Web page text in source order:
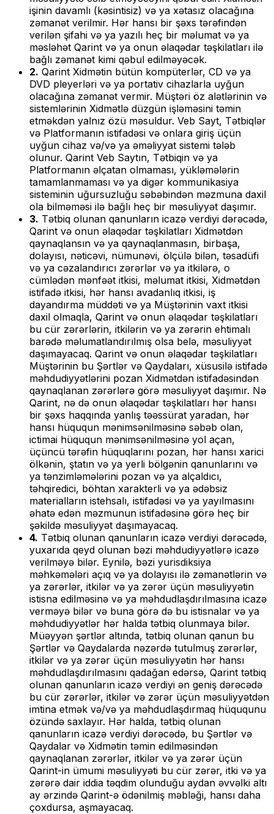
işinin davamlı (kəsintisiz) və ya xətasız olacağına
zəmanət verilmir. Hər hansı bir şəxs tərəfindən
verilən şifahi və ya yazılı heç bir məlumat və ya
məsləhət Qarint və ya onun əlaqədar təşkilatları ilə
bağlı zəmanət kimi qəbul edilməyəcək.
2. Qarint Xidmətin bütün kompüterlər, CD və ya
DVD pleyerləri və ya portativ cihazlarla uyğun
olacağına zəmanət vermir. Müştəri öz alətlərinin və
sistemlərinin Xidmətlə düzgün işləməsini təmin
etməkdən yalnız özü məsuldur. Veb Sayt, Tətbiqlər
və Platformanın istifadəsi və onlara giriş üçün
uyğun cihaz və/və ya əməliyyat sistemi tələb
olunur. Qarint Veb Saytın, Tətbiqin və ya
Platformanın əlçatan olmaması, yükləmələrin
tamamlanmaması və ya digər kommunikasiya
sisteminin uğursuzluğu səbəbindən məzmuna daxil
ola bilməməsi ilə bağlı heç bir məsuliyyət daşımır.
3. Tətbiq olunan qanunların icazə verdiyi dərəcədə,
Qarint və onun əlaqədar təşkilatları Xidmətdən
qaynaqlansın və ya qaynaqlanmasın, birbaşa,
dolayısı, nəticəvi, nümunəvi, ölçülə bilən, təsadüfi
və ya cəzalandırıcı zərərlər və ya itkilərə, o
cümlədən mənfəət itkisi, məlumat itkisi, Xidmətdən
istifadə itkisi, hər hansı avadanlıq itkisi, iş
dayandırma müddəti və ya Müştərinin vaxt itkisi
daxil olmaqla, Qarint və onun əlaqədar təşkilatları
bu cür zərərlərin, itkilərin və ya zərərin ehtimalı
barədə məlumatlandırılmış olsa belə, məsuliyyət
daşımayacaq. Qarint və onun əlaqədar təşkilatları
Müştərinin bu Şərtlər və Qaydaları, xüsusilə istifadə
məhdudiyyətlərini pozan Xidmətdən istifadəsindən
qaynaqlanan zərərlərə görə məsuliyyət daşımır. Nə
Qarint, nə də onun əlaqədar təşkilatları hər hansı
bir şəxs haqqında yanlış təəssürat yaradan, hər
hansı hüququn mənimsənilməsinə səbəb olan,
ictimai hüququn mənimsənilməsinə yol açan,
üçüncü tərəfin hüquqlarını pozan, hər hansı xarici
ölkənin, ştatın və ya yerli bölgənin qanunlarını və
ya tənzimləmələrini pozan və ya alçaldıcı,
təhqiredici, böhtan xarakterli və ya ədəbsiz
materialların istehsalı, istifadəsi və ya yayılmasını
əhatə edən məzmunun istifadəsinə görə heç bir
şəkildə məsuliyyət daşımayacaq.
4. Tətbiq olunan qanunların icazə verdiyi dərəcədə,
yuxarıda qeyd olunan bəzi məhdudiyyətlərə icazə
verilməyə bilər. Eynilə, bəzi yurisdiksiya
məhkəmələri açıq və ya dolayısı ilə zəmanətlərin və
ya zərərlər, itkilər və ya zərər üçün məsuliyyətin
istisna edilməsinə və ya məhdudlaşdırılmasına icazə
verməyə bilər və buna görə də bu istisnalar və ya
məhdudiyyətlər hər halda tətbiq olunmaya bilər.
Müəyyən şərtlər altında, tətbiq olunan qanun bu
Şərtlər və Qaydalarda nəzərdə tutulmuş zərərlər,
itkilər və ya zərər üçün məsuliyyətin hər hansı
məhdudlaşdırılmasını qadağan edərsə, Qarint tətbiq
olunan qanunların icazə verdiyi ən geniş dərəcədə
bu cür zərərlər, itkilər və zərər üçün məsuliyyətdən
imtina etmək və/və ya məhdudlaşdırmaq hüququnu
özündə saxlayır. Hər halda, tətbiq olunan
qanunların icazə verdiyi dərəcədə, bu Şərtlər və
Qaydalar və Xidmətin təmin edilməsindən
qaynaqlanan zərərlər, itkilər və ya zərər üçün
Qarint-in ümumi məsuliyyəti bu cür zərər, itki və ya
zərərə dair iddia təqdim olunduğu aydan əvvəlki altı
ay ərzində Qarint-ə ödənilmiş məbləği, hansı daha
çoxdursa, aşmayacaq.